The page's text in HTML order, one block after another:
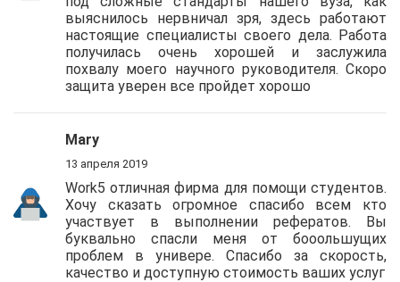
выяснилось нервничал зря, здесь работают
настоящие специалисты своего дела. Работа
получилась очень хорошей и заслужила
похвалу моего научного руководителя. Скоро
защита уверен все пройдет хорошо
Mary
13 апреля 2019
Work5 отличная фирма для помощи студентов.
Хочу сказать огромное спасибо всем кто
участвует в выполнении рефератов. Вы
буквально спасли меня от бооольшущих
проблем в универе. Спасибо за скорость,
качество и доступную стоимость ваших услуг